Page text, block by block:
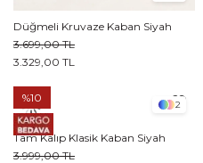
Düğmeli Kruvaze Kaban Siyah
3.329,00 TL
3.699,00 TL
2
Tam Kalıp Klasik Kaban Siyah
3.999,00 TL
%10